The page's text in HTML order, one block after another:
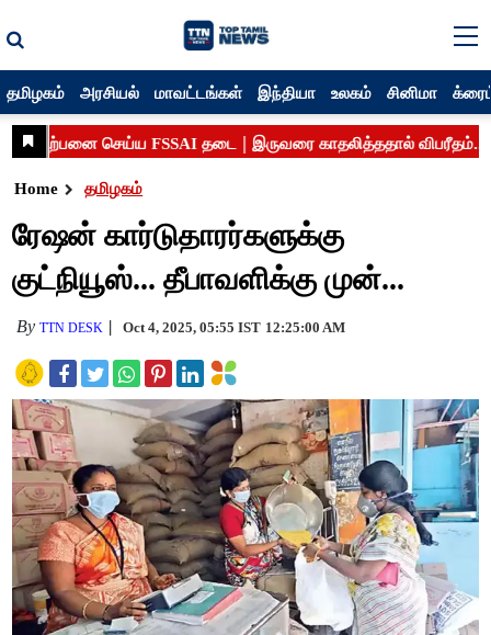
தமிழகம் அரசியல் மாவட்டங்கள் இந்தியா உலகம் சினிமா
Home தமிழகம்
ரேஷன் கார்டுதாரர்களுக்கு
குட்நியூஸ்... தீபாவளிக்கு முன்...
ByTTN DESK Oct 4, 2025, 05:55 IST 12:25:00 AM